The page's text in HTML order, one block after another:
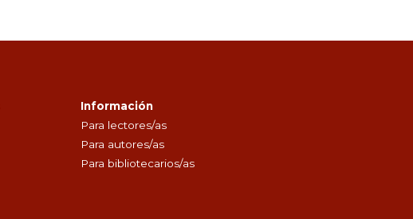
Información
Para lectores/as
Para autores/as
Para bibliotecarios/as